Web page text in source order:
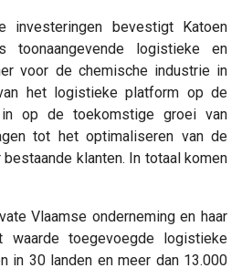
investeringen bevestigt Katoen
toonaangevende logistieke en
voor de chemische industrie in
het logistieke platform op de
op de toekomstige groei van
tot het optimaliseren van de
klanten. In totaal komen
Vlaamse onderneming en haar
waarde toegevoegde logistieke
in 30 landen en meer dan 13.000